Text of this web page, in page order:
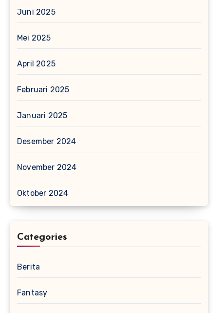
Juni 2025
Mei 2025
April 2025
Februari 2025
Januari 2025
Desember 2024
November 2024
Oktober 2024
Categories
Berita
Fantasy